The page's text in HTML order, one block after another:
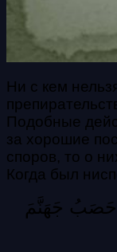
Ни с кем
Подобные
за хорошие
споров, то о
Когда был
حَصَبُ جَهَنَّمَ